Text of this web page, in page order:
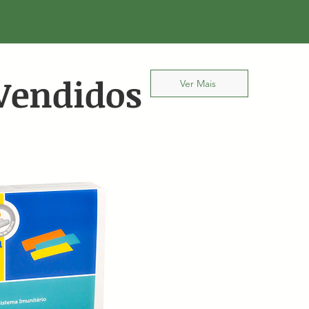
Ver Mais